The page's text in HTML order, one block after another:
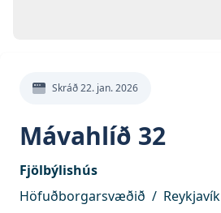
Skráð22. jan. 2026
Mávahlíð 32
Fjölbýlishús
Höfuðborgarsvæðið / Reykjavík